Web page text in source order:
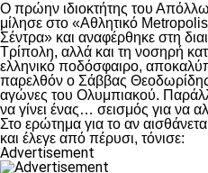
Ο πρώην ιδιοκτήτης του
μίλησε στο «Αθλητικό
Σέντρα» και αναφέρθηκε στη
Τρίπολη, αλλά και τη νοσηρή
ελληνικό ποδόσφαιρο,
παρελθόν ο Σάββας Θεοδωρίδης
αγώνες του Ολυμπιακού.
να γίνει ένας… σεισμός για να
Στο ερώτημα για το αν
και έλεγε από πέρυσι, τόνισε:
Advertisement